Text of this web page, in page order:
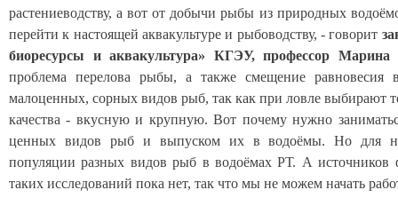
растениеводству, а вот от добычи рыбы из природных
перейти к настоящей аквакультуре и рыбоводству, - говорит
биоресурсы и аквакультура» КГЭУ, профессор
проблема перелова рыбы, а также смещение равновесия
малоценных, сорных видов рыб, так как при ловле выбирают
качества - вкусную и крупную. Вот почему нужно
ценных видов рыб и выпуском их в водоёмы. Но для
популяции разных видов рыб в водоёмах РТ. А источников
таких исследований пока нет, так что мы не можем начать